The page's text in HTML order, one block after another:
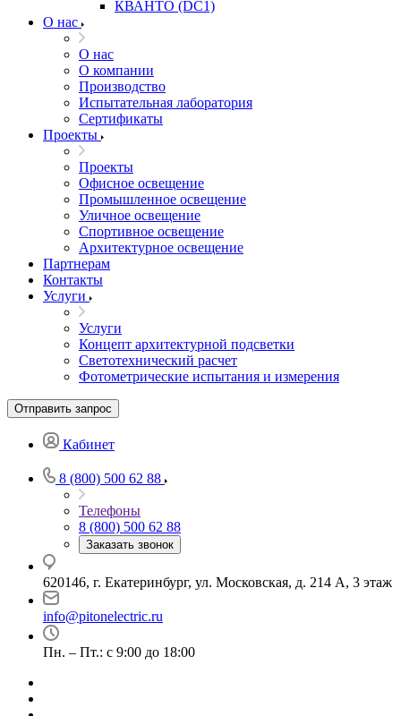
КВАНТО (DC1)
О нас
О нас
О компании
Производство
Испытательная лаборатория
Сертификаты
Проекты
Проекты
Офисное освещение
Промышленное освещение
Уличное освещение
Спортивное освещение
Архитектурное освещение
Партнерам
Контакты
Услуги
Услуги
Концепт архитектурной подсветки
Светотехнический расчет
Фотометрические испытания и измерения
Отправить запрос
Кабинет
8 (800) 500 62 88
Телефоны
8 (800) 500 62 88
Заказать звонок
620146, г. Екатеринбург, ул. Московская, д. 214 А, 3 этаж
info@pitonelectric.ru
Пн. – Пт.: с 9:00 до 18:00